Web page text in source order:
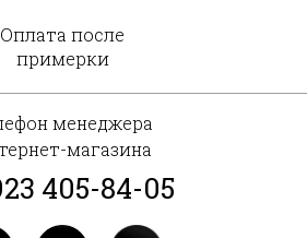
Оплата после
примерки
менеджера
магазина
405-84-05